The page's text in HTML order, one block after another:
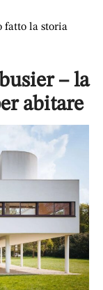
fatto la storia
– la
abitare